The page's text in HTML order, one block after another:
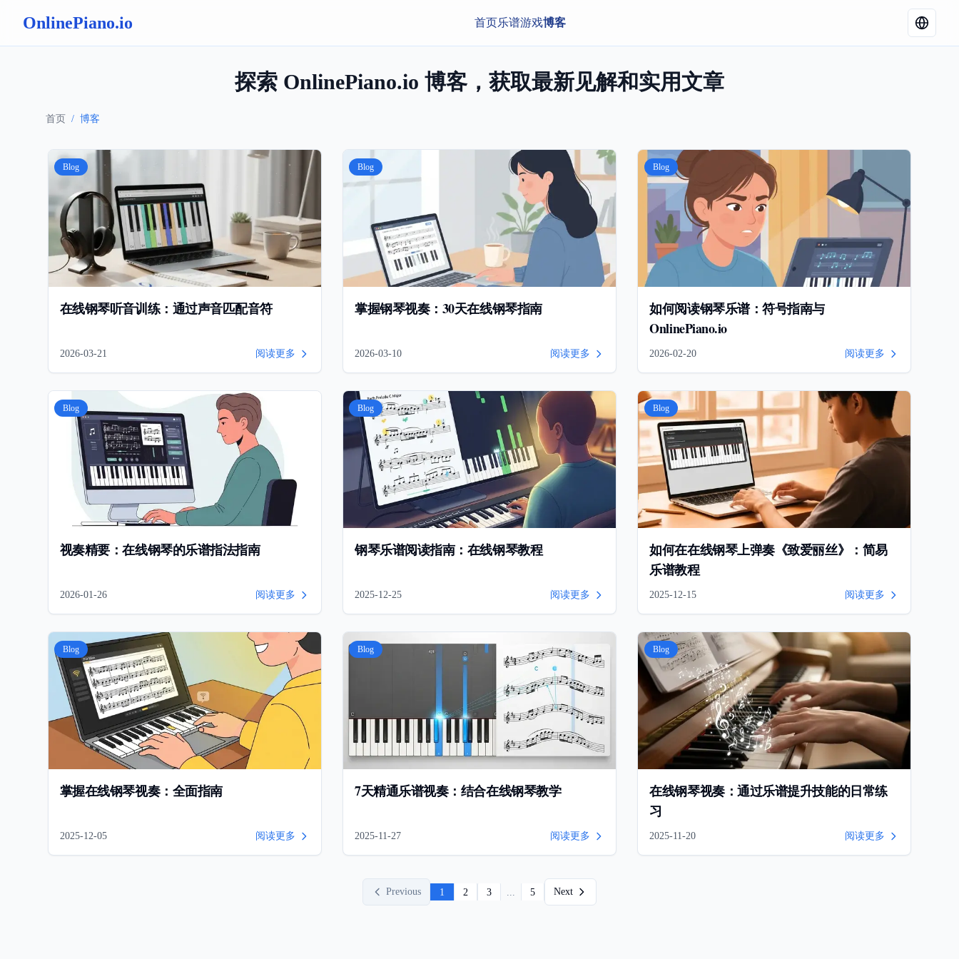
OnlinePiano.io 首页乐谱游戏博客
探索 OnlinePiano.io 博客，获取最新见解和实用文章
首页 / 博客
Blog
在线钢琴听音训练：通过声音匹配音符
2026-03-21 阅读更多
Blog
掌握钢琴视奏：30天在线钢琴指南
2026-03-10 阅读更多
Blog
如何阅读钢琴乐谱：符号指南与
OnlinePiano.io
2026-02-20 阅读更多
Blog
视奏精要：在线钢琴的乐谱指法指南
2026-01-26 阅读更多
Blog
钢琴乐谱阅读指南：在线钢琴教程
2025-12-25 阅读更多
Blog
如何在在线钢琴上弹奏《致爱丽丝》：简易
乐谱教程
2025-12-15 阅读更多
Blog
掌握在线钢琴视奏：全面指南
2025-12-05 阅读更多
Blog
7天精通乐谱视奏：结合在线钢琴教学
2025-11-27 阅读更多
Blog
在线钢琴视奏：通过乐谱提升技能的日常练
习
2025-11-20 阅读更多
Previous 1 2 3 ... 5 Next